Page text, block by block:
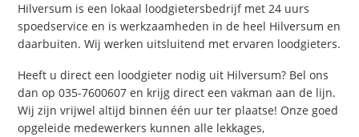
Hilversum is een lokaal loodgietersbedrijf met 24 uurs
spoedservice en is werkzaamheden in de heel Hilversum en
daarbuiten. Wij werken uitsluitend met ervaren loodgieters.
Heeft u direct een loodgieter nodig uit Hilversum? Bel ons
dan op 035-7600607 en krijg direct een vakman aan de lijn.
Wij zijn vrijwel altijd binnen één uur ter plaatse! Onze goed
opgeleide medewerkers kunnen alle lekkages,